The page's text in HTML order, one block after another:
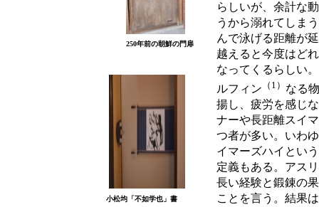
250年前の朝鮮の門扉
小松均「不如学也」書
らしいが、余計な
うから溺れてしま
んで泳げる距離が
越えると今度はど
なってくるらしい
ルフィン （1） なる
揚し、疲労を感じ
ナーや長距離スイ
つ者が多い。いわ
イマーズハイとい
定義もある。アス
長い経験と鍛錬の
ことを言う。結果